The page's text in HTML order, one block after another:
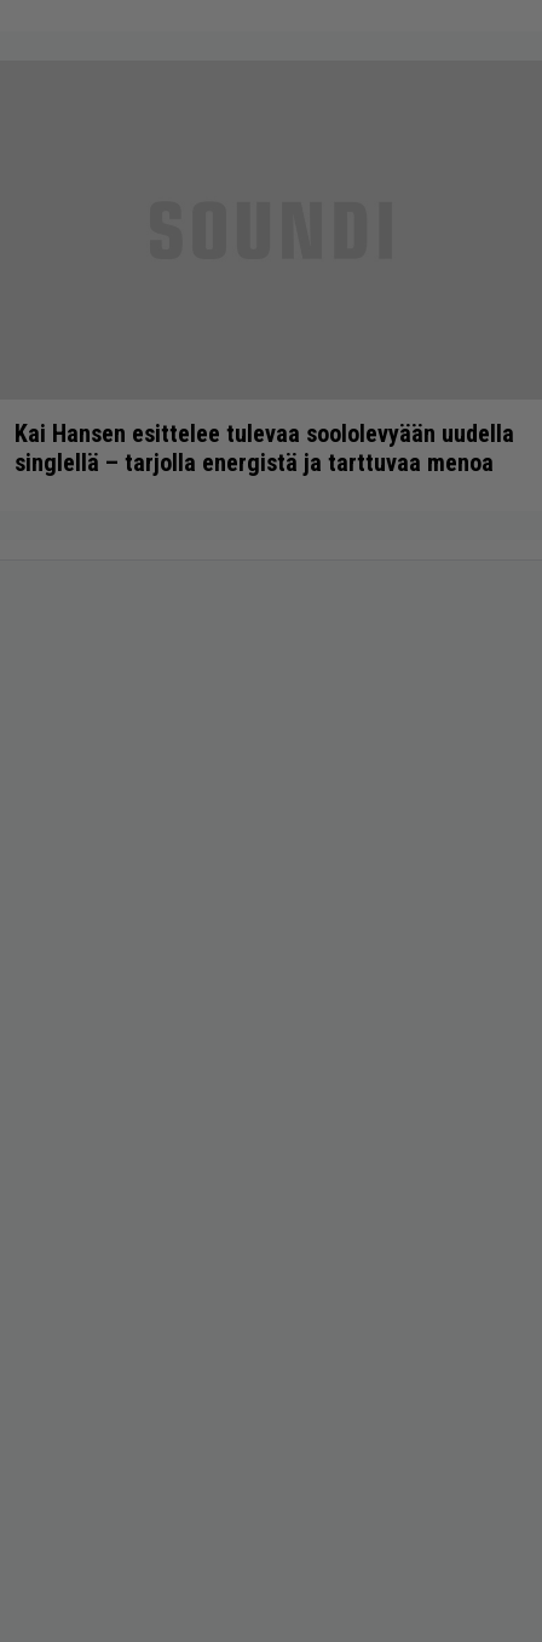
Kai Hansen esittelee tulevaa soololevyään uudella
singlellä – tarjolla energistä ja tarttuvaa menoa